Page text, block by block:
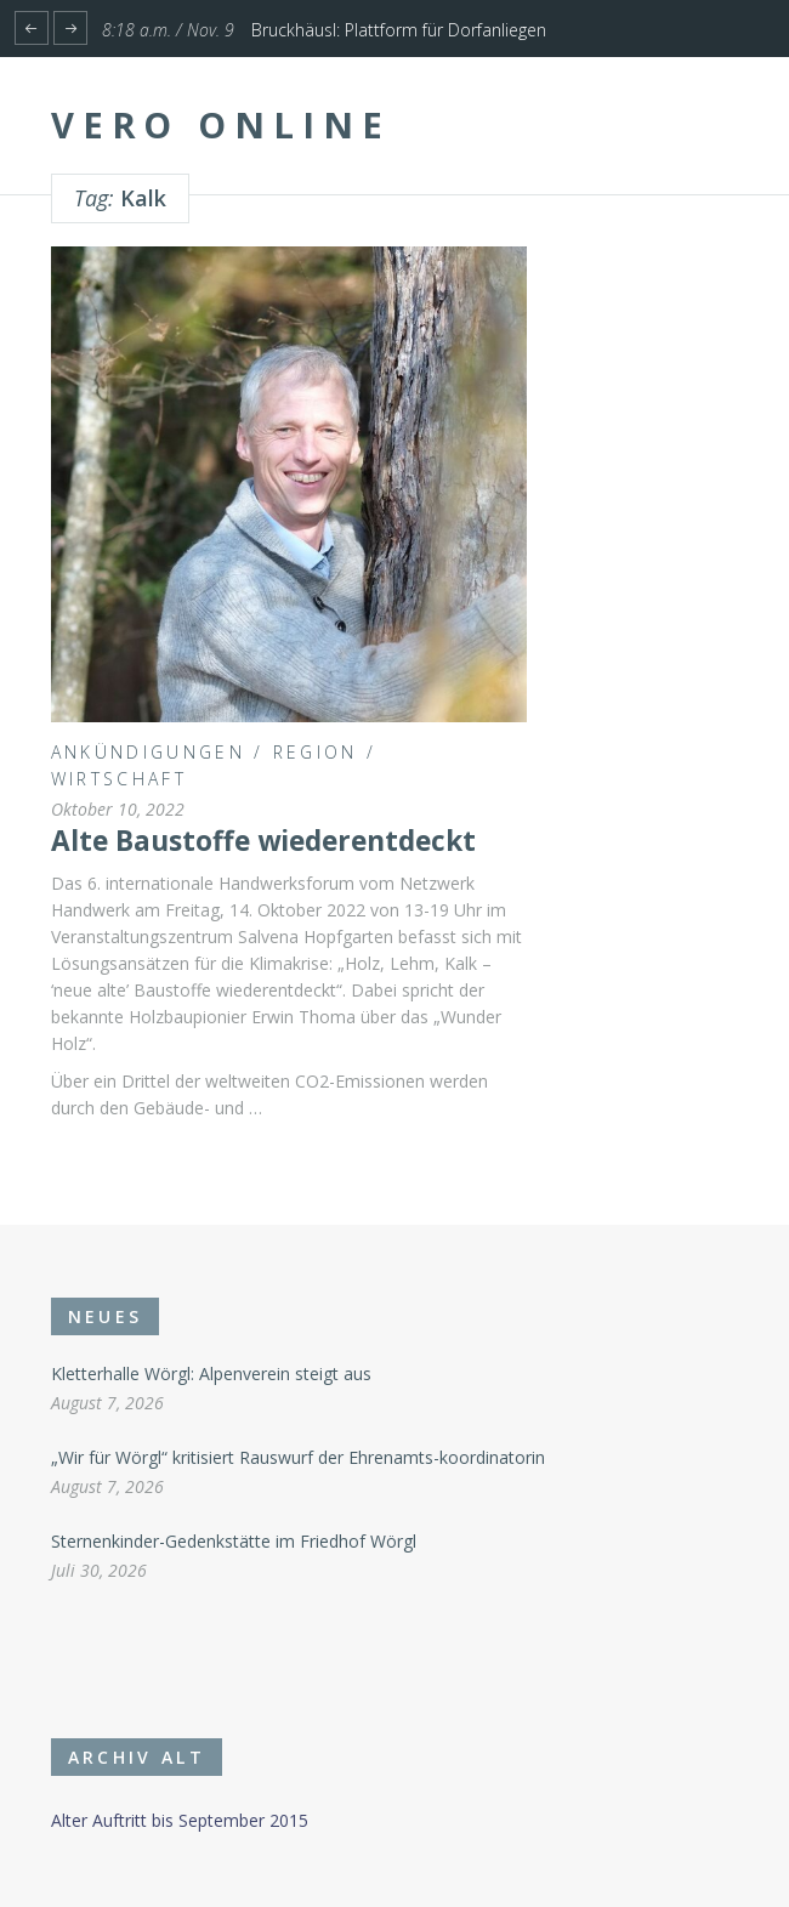
1:17 p.m. / Nov. 4 Start für Planung Hochwasserschutz Unterinntal
VERO ONLINE
Tag: Kalk
ANKÜNDIGUNGEN / REGION
/
WIRTSCHAFT
Oktober 10, 2022
Alte Baustoffe wiederentdeckt
Das 6. internationale Handwerksforum vom Netzwerk
Handwerk am Freitag, 14. Oktober 2022 von 13-19 Uhr im
Veranstaltungszentrum Salvena Hopfgarten befasst sich mit
Lösungsansätzen für die Klimakrise: „Holz, Lehm, Kalk –
‘neue alte’ Baustoffe wiederentdeckt“. Dabei spricht der
bekannte Holzbaupionier Erwin Thoma über das „Wunder
Holz“.
Über ein Drittel der weltweiten CO2-Emissionen werden
durch den Gebäude- und …
NEUES
Kletterhalle Wörgl: Alpenverein steigt aus
August 7, 2026
„Wir für Wörgl“ kritisiert Rauswurf der Ehrenamts-koordinatorin
August 7, 2026
Sternenkinder-Gedenkstätte im Friedhof Wörgl
Juli 30, 2026
ARCHIV ALT
Alter Auftritt bis September 2015